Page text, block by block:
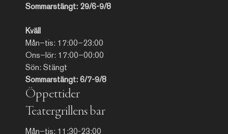
Sommarstängt: 29/6-9/8
Kväll
Mån–tis: 17:00–23:00
Ons–lör: 17:00–00:00
Sön: Stängt
Sommarstängt: 6/7-9/8
Öppettider
Teatergrillens bar
Mån–tis: 11:30-23:00